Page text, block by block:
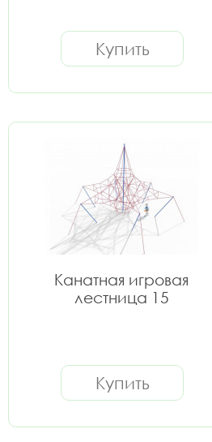
Купить
Канатная игровая
лестница 15
Купить